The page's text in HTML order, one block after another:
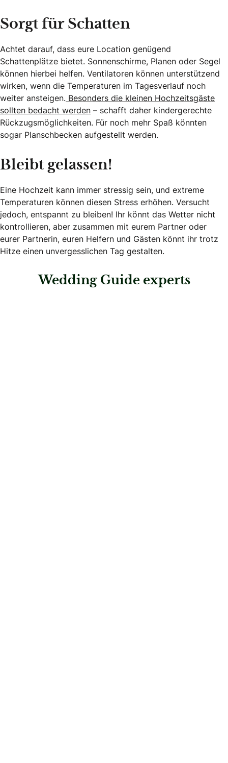
Sorgt für Schatten
Achtet darauf, dass eure Location genügend
Schattenplätze bietet. Sonnenschirme, Planen oder Segel
können hierbei helfen. Ventilatoren können unterstützend
wirken, wenn die Temperaturen im Tagesverlauf noch
weiter ansteigen. Besonders die kleinen Hochzeitsgäste
sollten bedacht werden – schafft daher kindergerechte
Rückzugsmöglichkeiten. Für noch mehr Spaß könnten
sogar Planschbecken aufgestellt werden.
Bleibt gelassen!
Eine Hochzeit kann immer stressig sein, und extreme
Temperaturen können diesen Stress erhöhen. Versucht
jedoch, entspannt zu bleiben! Ihr könnt das Wetter nicht
kontrollieren, aber zusammen mit eurem Partner oder
eurer Partnerin, euren Helfern und Gästen könnt ihr trotz
Hitze einen unvergesslichen Tag gestalten.
Wedding Guide experts